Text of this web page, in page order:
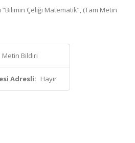
Çeliği Matematik”, (Tam Metin
Metin Bildiri
Adresli: Hayır